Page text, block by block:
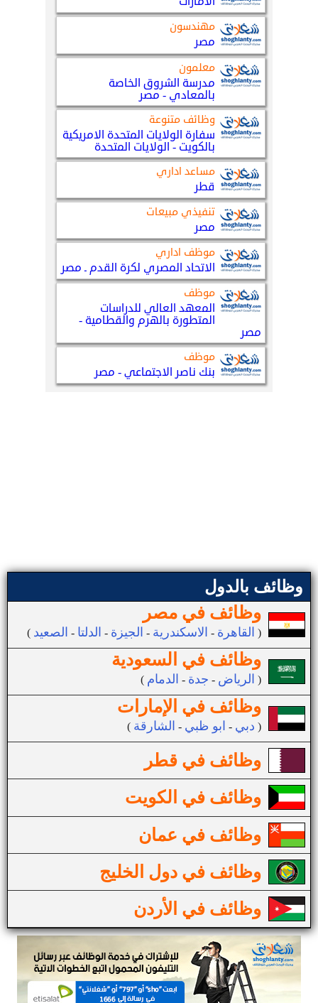
وظائف بالدول
وظائف في مصر
( القاهرة - الاسكندرية - الجيزة - الدلتا - الصعيد )
وظائف في السعودية
( الرياض - جدة - الدمام )
وظائف في الإمارات
( دبي - ابو ظبي - الشارقة )
وظائف في قطر
وظائف في الكويت
وظائف في عمان
وظائف في دول الخليج
وظائف في الأردن